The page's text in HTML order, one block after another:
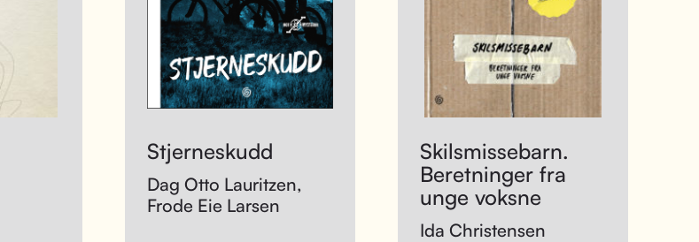
Stjerneskudd
Dag Otto Lauritzen,
Frode Eie Larsen
Skilsmissebarn.
Beretninger fra
unge voksne
Ida Christensen